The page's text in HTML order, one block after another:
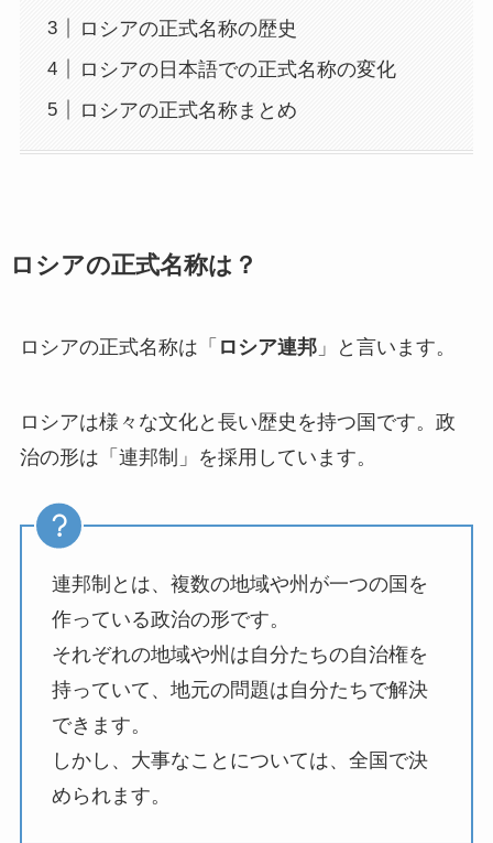
ロシアの正式名称の歴史
ロシアの日本語での正式名称の変化
ロシアの正式名称まとめ
ロシアの正式名称は？
ロシアの正式名称は「 ロシア連邦」と言います。
ロシアは様々な文化と長い歴史を持つ国です。政
治の形は「連邦制」を採用しています。
連邦制とは、複数の地域や州が一つの国を
作っている政治の形です。
それぞれの地域や州は自分たちの自治権を
持っていて、地元の問題は自分たちで解決
できます。
しかし、大事なことについては、全国で決
められます。